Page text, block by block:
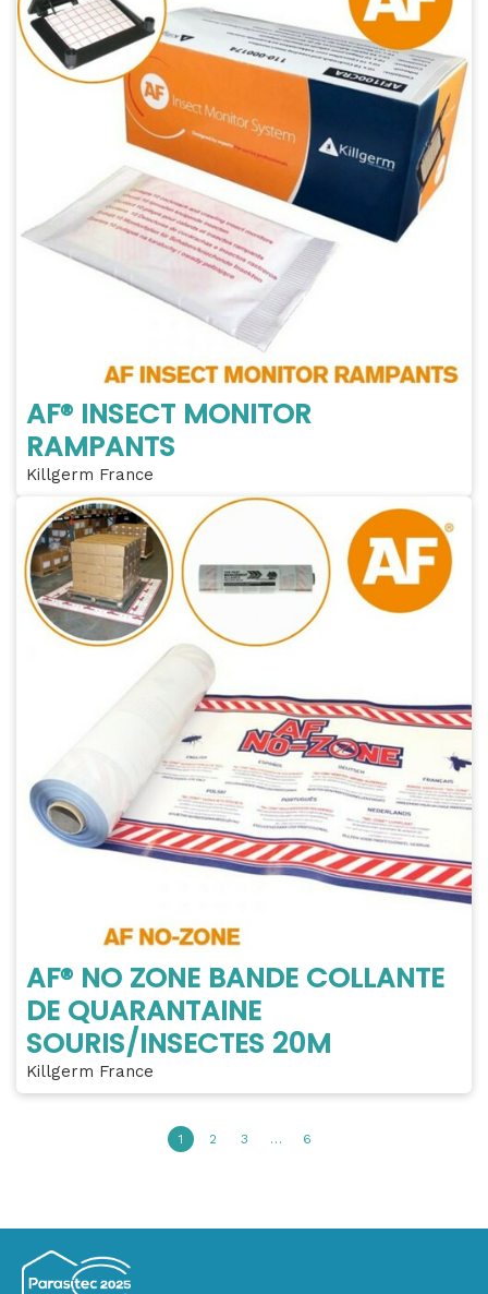
AF® INSECT MONITOR
RAMPANTS
Killgerm France
AF® NO ZONE BANDE COLLANTE
DE QUARANTAINE
SOURIS/INSECTES 20M
Killgerm France
1 2 3 … 6